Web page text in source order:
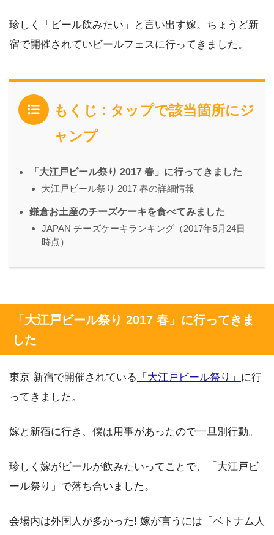
珍しく「ビール飲みたい」と言い出す嫁。ちょうど新
宿で開催されていビールフェスに行ってきました。
もくじ : タップで該当箇所にジ
ャンプ
「大江戸ビール祭り 2017 春」に行ってきました
大江戸ビール祭り 2017 春の詳細情報
鎌倉お土産のチーズケーキを食べてみました
JAPAN チーズケーキランキング（2017年5月24日
時点）
「大江戸ビール祭り 2017 春」に行ってきま
した
東京 新宿で開催されている 「大江戸ビール祭り」 に行
ってきました。
嫁と新宿に行き、僕は用事があったので一旦別行動。
珍しく嫁がビールが飲みたいってことで、「大江戸ビ
ール祭り」で落ち合いました。
会場内は外国人が多かった! 嫁が言うには「ベトナム人